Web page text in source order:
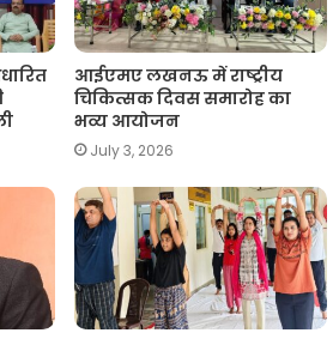
आईएमए लखनऊ में राष्ट्रीय
चिकित्सक दिवस समारोह का
भव्य आयोजन
July 3, 2026